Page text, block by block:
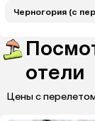
Черногория (с
отели
Цены с